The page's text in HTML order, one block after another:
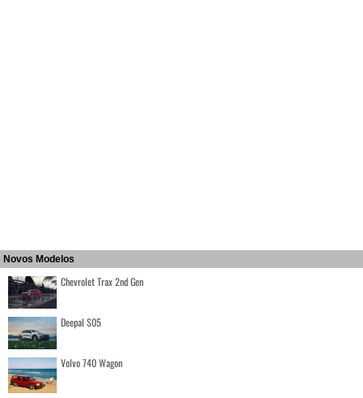
Novos Modelos
Chevrolet Trax 2nd Gen
Deepal S05
Volvo 740 Wagon